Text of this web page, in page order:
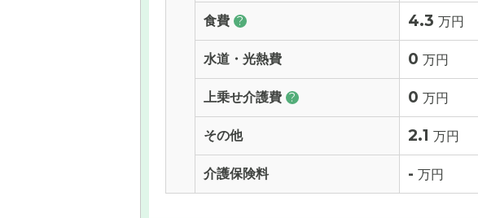
食費 ? 4.3 万円
水道・光熱費 0 万円
上乗せ介護費 ? 0 万円
その他 2.1 万円
介護保険料 - 万円